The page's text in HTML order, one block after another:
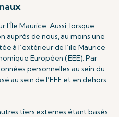
Maurice. Aussi, lorsque
de nous, au moins une
à l’extérieur de l’ile Maurice
Européen (EEE). Par
personnelles au sein du
au sein de l’EEE et en dehors
tiers externes étant basés